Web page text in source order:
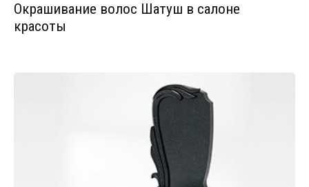
Окрашивание волос Шатуш в салоне
красоты